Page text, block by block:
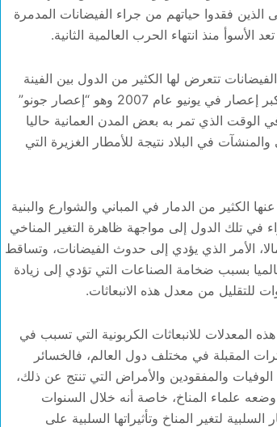
الذين فقدوا حياتهم من جراء الفيضانات المدمرة
الأسوأ منذ انتهاء الحرب العالمية الثانية.
تتعرض لها الكثير من الدول بين الفينة
والأخرى، ولنا تجربة كبيرة في عُمان عندما تعرضت السلطنة لأكبر إعصار في يونيو عام 2007 وهو “إعصار جونو”
الوقت الذي تمر به بعض المدن العمانية حاليا
في البلاد نتيجة للأمطار الغزيرة التي
الكثير من الدمار في المباني والشوارع والبنية
في تلك الدول إلى مواجهة ظاهرة التغير المناخي
الأمر الذي يؤدي إلى حدوث الفيضانات، وتساقط
بسبب ضخامة الصناعات التي تؤدي إلى زيادة
للتقليل من معدل هذه الانبعاثات.
المعدلات للانبعاثات الكربونية التي تسبب في
المقبلة في مختلف دول العالم، فالخسائر
والمفقودين والأمراض التي تنتج عن ذلك،
علماء المناخ، خاصة أنه خلال السنوات
لتغير المناخ وتأثيراتها السلبية على